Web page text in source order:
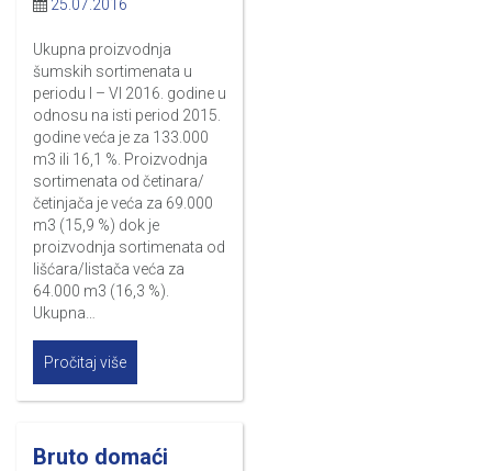
25.07.2016
Ukupna proizvodnja
šumskih sortimenata u
periodu I – VI 2016. godine u
odnosu na isti period 2015.
godine veća je za 133.000
m3 ili 16,1 %. Proizvodnja
sortimenata od četinara/
četinjača je veća za 69.000
m3 (15,9 %) dok je
proizvodnja sortimenata od
lišćara/listača veća za
64.000 m3 (16,3 %).
Ukupna…
Pročitaj više
Bruto domaći